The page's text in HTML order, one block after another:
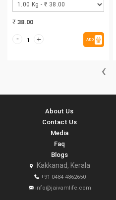
₹ 38.00
- + ADD
‹
About Us
Contact Us
Media
Faq
Blogs
Kakkanad, Kerala
+91 0484 4862650
info@jaivamlife.com